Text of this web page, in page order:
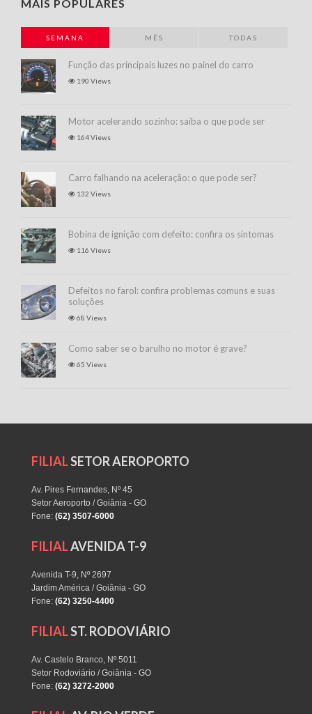
MAIS POPULARES
SEMANA MÊS TODAS
Função das principais luzes no painel do carro
190 Views
Motor acelerando sozinho: saiba o que pode ser
164 Views
Carro falhando na aceleração: o que pode ser?
132 Views
Bobina de ignição com defeito: confira os sintomas
116 Views
Defeitos no farol: confira problemas comuns e suas
soluções
68 Views
Como saber se o barulho no motor é grave?
65 Views
FILIALSETOR AEROPORTO
Av. Pires Fernandes, Nº 45
Setor Aeroporto / Goiânia - GO
Fone: (62) 3507-6000
FILIALAVENIDA T-9
Avenida T-9, Nº 2697
Jardim América / Goiânia - GO
Fone: (62) 3250-4400
FILIALST. RODOVIÁRIO
Av. Castelo Branco, Nº 5011
Setor Rodoviário / Goiânia - GO
Fone: (62) 3272-2000